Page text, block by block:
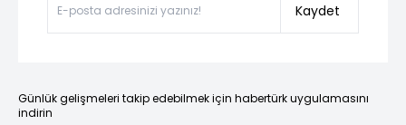
Kaydet
Günlük gelişmeleri takip edebilmek için habertürk uygulamasını
indirin